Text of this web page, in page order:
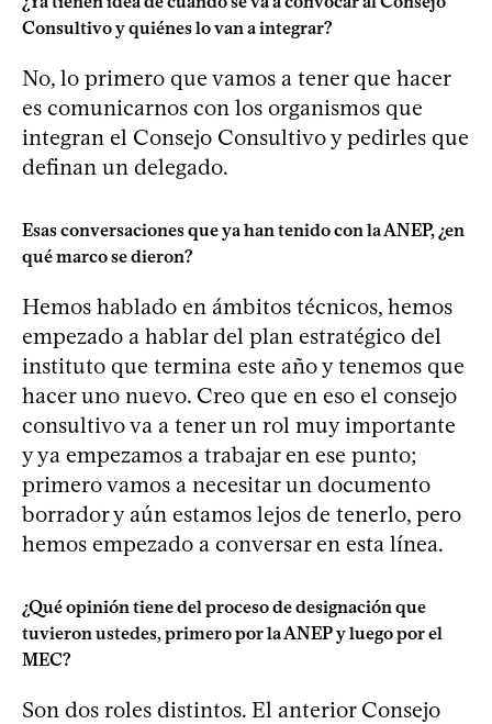
Consultivo y quiénes lo van a integrar?
No, lo primero que vamos a tener que hacer
es comunicarnos con los organismos que
integran el Consejo Consultivo y pedirles que
definan un delegado.
Esas conversaciones que ya han tenido con la ANEP, ¿en
qué marco se dieron?
Hemos hablado en ámbitos técnicos, hemos
empezado a hablar del plan estratégico del
instituto que termina este año y tenemos que
hacer uno nuevo. Creo que en eso el consejo
consultivo va a tener un rol muy importante
y ya empezamos a trabajar en ese punto;
primero vamos a necesitar un documento
borrador y aún estamos lejos de tenerlo, pero
hemos empezado a conversar en esta línea.
¿Qué opinión tiene del proceso de designación que
tuvieron ustedes, primero por la ANEP y luego por el
MEC?
Son dos roles distintos. El anterior Consejo